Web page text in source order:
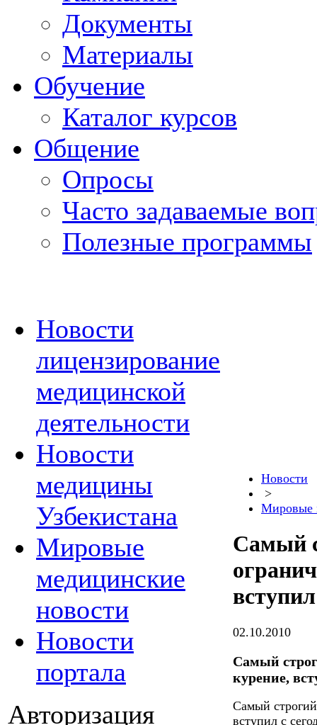
Документы
Материалы
Обучение
Каталог курсов
Общение
Опросы
Часто задаваемые
Полезные программы
Новости
лицензирование
медицинской
деятельности
Новости
медицины
Узбекистана
Мировые
медицинские
новости
Новости
портала
Авторизация
Новости
>
Мировые
Самый
02.10.2010
Самый
курение,
Самый
вступил с